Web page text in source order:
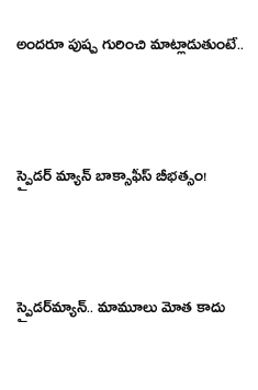
అంద‌రూ పుష్ప గురించి మాట్లాడుతుంటే..
స్పైడ‌ర్ మ్యాన్ బాక్సాఫీస్ బీభత్సం!
స్పైడ‌ర్‌మ్యాన్.. మామూలు మోత కాదు